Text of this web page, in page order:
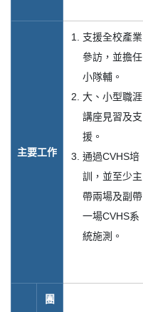
主要工作
支援全校產業
參訪，並擔任
小隊輔。
大、小型職涯
講座見習及支
援。
通過CVHS培
訓，並至少主
帶兩場及副帶
一場CVHS系
統施測。
團